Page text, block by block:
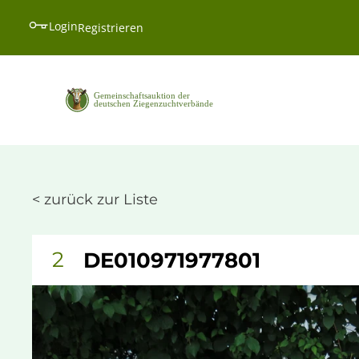
LoginRegistrieren
< zurück zur Liste
2 DE010971977801